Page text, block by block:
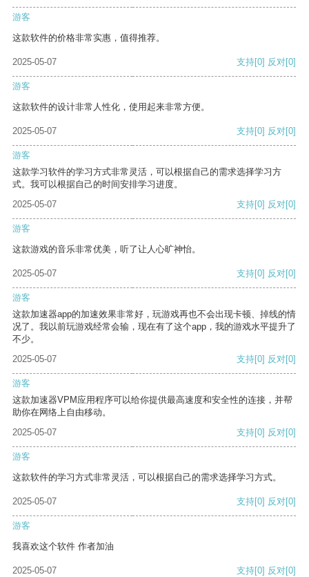
游客
这款软件的价格非常实惠，值得推荐。
2025-05-07 支持[0] 反对[0]
游客
这款软件的设计非常人性化，使用起来非常方便。
2025-05-07 支持[0] 反对[0]
游客
这款学习软件的学习方式非常灵活，可以根据自己的需求选择学习方
式。我可以根据自己的时间安排学习进度。
2025-05-07
支持[0] 反对[0]
游客
这款游戏的音乐非常优美，听了让人心旷神怡。
2025-05-07 支持[0] 反对[0]
游客
这款加速器app的加速效果非常好，玩游戏再也不会出现卡顿、掉线的情
况了。我以前玩游戏经常会输，现在有了这个app，我的游戏水平提升了
不少。
2025-05-07
支持[0] 反对[0]
游客
这款加速器VPM应用程序可以给你提供最高速度和安全性的连接，并帮
助你在网络上自由移动。
2025-05-07
支持[0] 反对[0]
游客
这款软件的学习方式非常灵活，可以根据自己的需求选择学习方式。
2025-05-07 支持[0] 反对[0]
游客
我喜欢这个软件 作者加油
2025-05-07 支持[0] 反对[0]